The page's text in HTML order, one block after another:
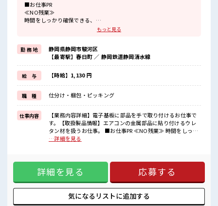
■お仕事PR
≪NO残業≫
時間をしっかり確保できる、
≪女性も活躍できる職場≫
もちろん男性の応募も歓迎です！
≪髪色自由で自分らしく働く≫
明るすぎたり奇抜でなければ基本的に自由！
(規定有)制服があると毎日の服選びに悩まずOK♪
≪未経験の方も大カンゲイ≫
新しいことにチャレンジするのは不安だけど、
しっかり働く環境が整っています！
イチからスキルUP・ステップUP目指していきましょう！
■職場の雰囲気
女性が多い職場ですが男女は問いません！
応募お待ちしております！
もっと見る
勤 務 地
静岡県静岡市駿河区
【最寄駅】春日町 ／ 静岡鉄道静岡清水線
給 与 【時給】1,130 円
職 種 仕分け・梱包・ピッキング
仕事内容
【業務内容詳細】電子基板に部品を手で取り付けるお仕事で
す。【取扱製品情報】エアコンの金属部品に貼り付けるウレ
タン材を扱うお仕事。 ■お仕事PR ≪NO残業≫ 時間をしっか
り確保できる、 残業基本ナシのお仕事♪ オンとオフをきっち
≫ 明るすぎたり奇抜でなければ基本的に自由！ (規定有)制服
があると毎日の服選びに悩まずOK♪ ≪未経験の方も大カンゲ
イ≫ 新しいことにチャレンジするのは不安だけど、 しっかり
働く環境が整っています！ イチからスキルUP・ステップUP
目指していきましょう！ ■職場の雰囲気 女性が多い職場です
が男女は問いません！ 応募お待ちしております！ 明るすぎた
…詳細を見る
詳細を見る 応募する
気になるリストに追加する